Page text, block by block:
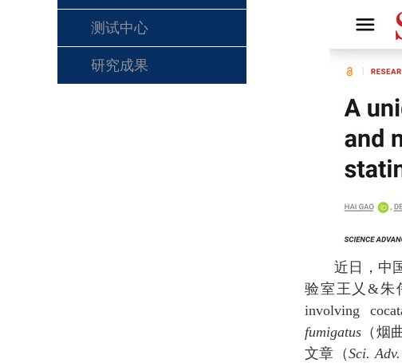
测试中心
研究成果
近日，中
验室王乂&朱
involving
fumigatus （烟
文章（Sci. Adv.